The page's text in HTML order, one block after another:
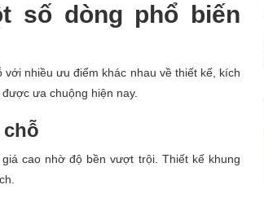
số dòng phổ biến
nhiều ưu điểm khác nhau về thiết kế, kích
ưa chuộng hiện nay.
chỗ
cao nhờ độ bền vượt trội. Thiết kế khung